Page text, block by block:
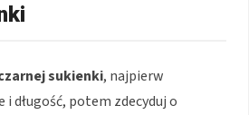
sukienki, najpierw
długość, potem zdecyduj o